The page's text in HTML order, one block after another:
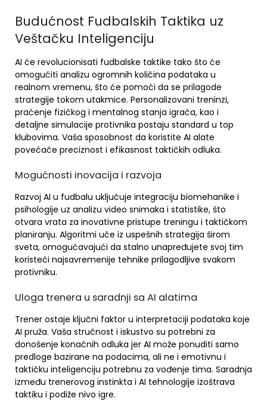
Budućnost Fudbalskih Taktika uz
Veštačku Inteligenciju
AI će revolucionisati fudbalske taktike tako što će
omogućiti analizu ogromnih količina podataka u
realnom vremenu, što će pomoći da se prilagode
strategije tokom utakmice. Personalizovani treninzi,
praćenje fizičkog i mentalnog stanja igrača, kao i
detaljne simulacije protivnika postaju standard u top
klubovima. Vaša sposobnost da koristite AI alate
povećaće preciznost i efikasnost taktičkih odluka.
Mogućnosti inovacija i razvoja
Razvoj AI u fudbalu uključuje integraciju biomehanike i
psihologije uz analizu video snimaka i statistike, što
otvara vrata za inovativne pristupe treningu i taktičkom
planiranju. Algoritmi uče iz uspešnih strategija širom
sveta, omogućavajući da stalno unapređujete svoj tim
koristeći najsavremenije tehnike prilagodljive svakom
protivniku.
Uloga trenera u saradnji sa AI alatima
Trener ostaje ključni faktor u interpretaciji podataka koje
AI pruža. Vaša stručnost i iskustvo su potrebni za
donošenje konačnih odluka jer AI može ponuditi samo
predloge bazirane na podacima, ali ne i emotivnu i
taktičku inteligenciju potrebnu za vođenje tima. Saradnja
između trenerovog instinkta i AI tehnologije izoštrava
taktiku i podiže nivo igre.